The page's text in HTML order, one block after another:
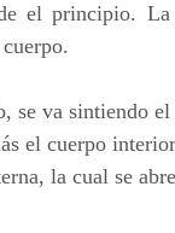
el principio.
se va sintiendo
el cuerpo
la cual se